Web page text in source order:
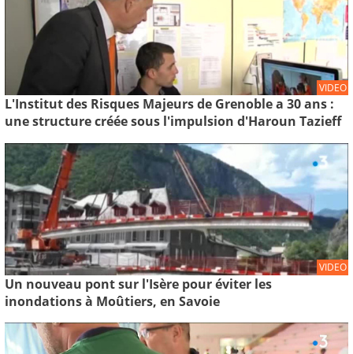
VIDEO
L'Institut des Risques Majeurs de Grenoble a 30 ans :
une structure créée sous l'impulsion d'Haroun Tazieff
VIDEO
Un nouveau pont sur l'Isère pour éviter les
inondations à Moûtiers, en Savoie